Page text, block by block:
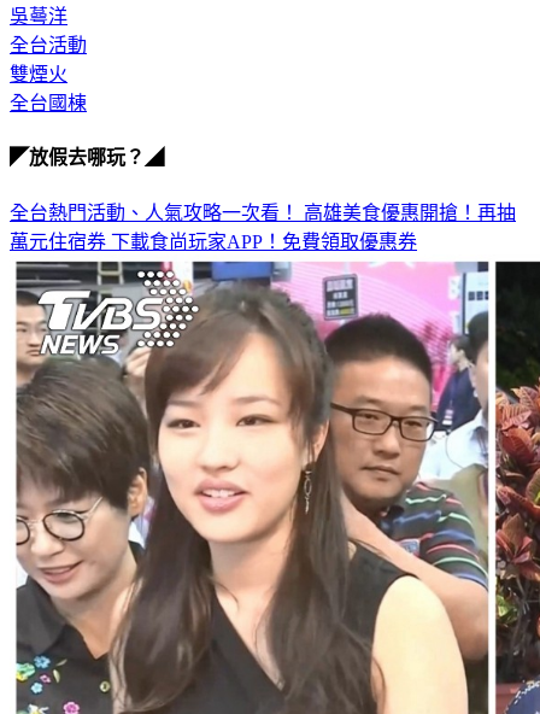
吳蕚洋
全台活動
雙煙火
全台國棟
◤放假去哪玩？◢
全台熱門活動、人氣攻略一次看！ 高雄美食優惠開搶！再抽
萬元住宿券 下載食尚玩家APP！免費領取優惠券